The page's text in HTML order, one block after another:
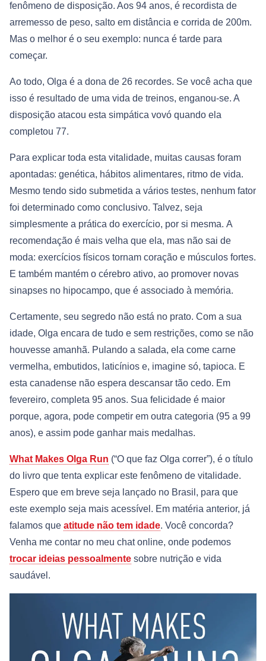
fenômeno de disposição. Aos 94 anos, é recordista de
arremesso de peso, salto em distância e corrida de 200m.
Mas o melhor é o seu exemplo: nunca é tarde para
começar.
Ao todo, Olga é a dona de 26 recordes. Se você acha que
isso é resultado de uma vida de treinos, enganou-se. A
disposição atacou esta simpática vovó quando ela
completou 77.
Para explicar toda esta vitalidade, muitas causas foram
apontadas: genética, hábitos alimentares, ritmo de vida.
Mesmo tendo sido submetida a vários testes, nenhum fator
foi determinado como conclusivo. Talvez, seja
simplesmente a prática do exercício, por si mesma. A
recomendação é mais velha que ela, mas não sai de
moda: exercícios físicos tornam coração e músculos fortes.
E também mantém o cérebro ativo, ao promover novas
sinapses no hipocampo, que é associado à memória.
Certamente, seu segredo não está no prato. Com a sua
idade, Olga encara de tudo e sem restrições, como se não
houvesse amanhã. Pulando a salada, ela come carne
vermelha, embutidos, laticínios e, imagine só, tapioca. E
esta canadense não espera descansar tão cedo. Em
fevereiro, completa 95 anos. Sua felicidade é maior
porque, agora, pode competir em outra categoria (95 a 99
anos), e assim pode ganhar mais medalhas.
What Makes Olga Run (“O que faz Olga correr”), é o título
do livro que tenta explicar este fenômeno de vitalidade.
Espero que em breve seja lançado no Brasil, para que
este exemplo seja mais acessível. Em matéria anterior, já
falamos que atitude não tem idade. Você concorda?
Venha me contar no meu chat online, onde podemos
trocar ideias pessoalmente sobre nutrição e vida
saudável.